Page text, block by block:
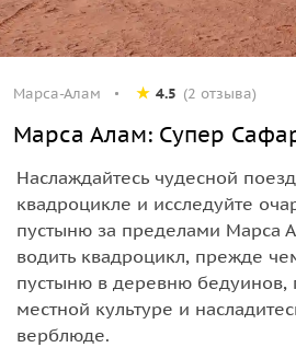
Марса-Алам 4.5 (2 отзыва)
Марса Алам: Супер
Наслаждайтесь чудесной
квадроцикле и исследуйте
пустыню за пределами Марса
водить квадроцикл, прежде
пустыню в деревню бедуинов,
местной культуре и
верблюде.